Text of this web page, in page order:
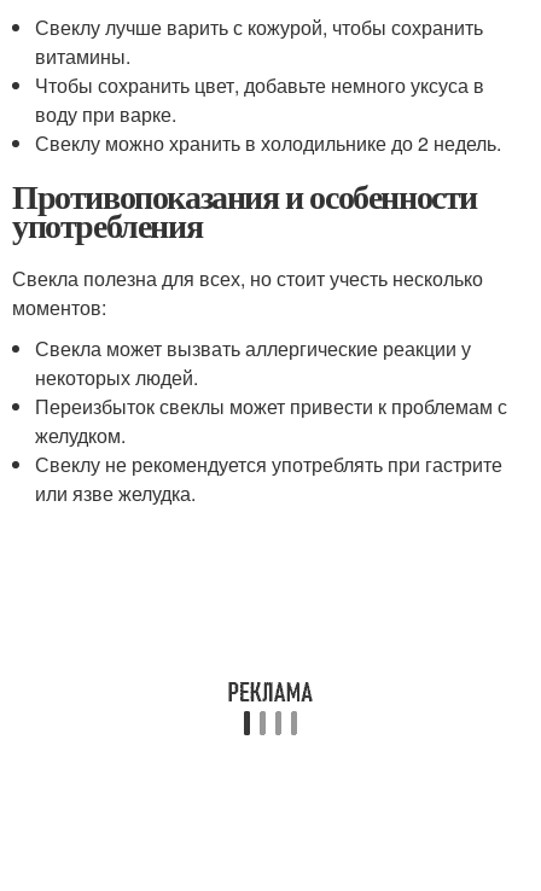
Свеклу лучше варить с кожурой, чтобы сохранить
витамины.
Чтобы сохранить цвет, добавьте немного уксуса в
воду при варке.
Свеклу можно хранить в холодильнике до 2 недель.
Противопоказания и особенности
употребления
Свекла полезна для всех, но стоит учесть несколько
моментов:
Свекла может вызвать аллергические реакции у
некоторых людей.
Переизбыток свеклы может привести к проблемам с
желудком.
Свеклу не рекомендуется употреблять при гастрите
или язве желудка.